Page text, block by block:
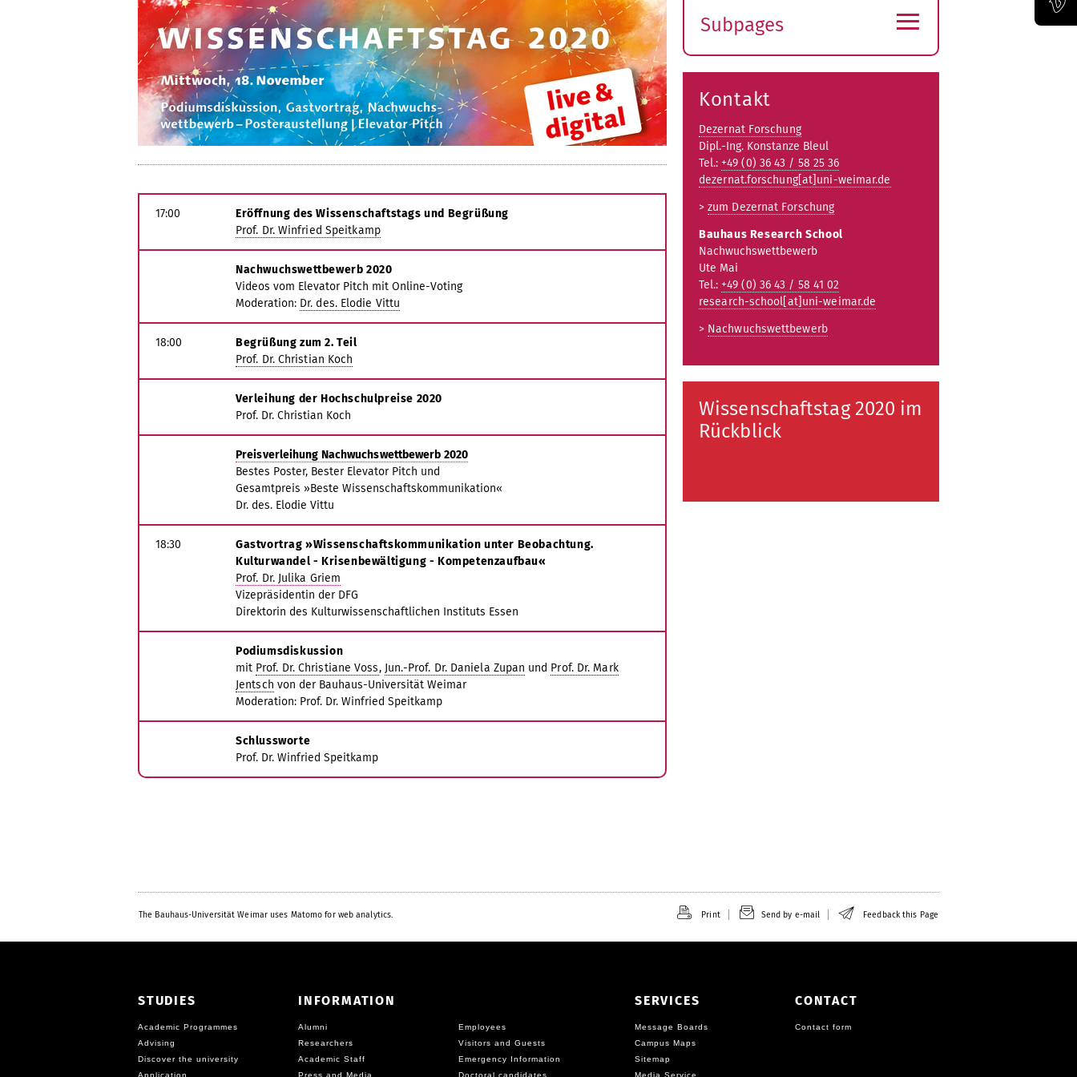
17:00
Eröffnung des Wissenschaftstags und Begrüßung
Prof. Dr. Winfried Speitkamp
Nachwuchswettbewerb 2020
Videos vom Elevator Pitch mit Online-Voting
Moderation: Dr. des. Elodie Vittu
18:00
Begrüßung zum 2. Teil
Prof. Dr. Christian Koch
Verleihung der Hochschulpreise 2020
Prof. Dr. Christian Koch
Preisverleihung Nachwuchswettbewerb 2020
Bestes Poster, Bester Elevator Pitch und
Gesamtpreis »Beste Wissenschaftskommunikation«
Dr. des. Elodie Vittu
18:30
Gastvortrag »Wissenschaftskommunikation unter Beobachtung.
Kulturwandel - Krisenbewältigung - Kompetenzaufbau«
Prof. Dr. Julika Griem
Vizepräsidentin der DFG
Direktorin des Kulturwissenschaftlichen Instituts Essen
Podiumsdiskussion
mit Prof. Dr. Christiane Voss, Jun.-Prof. Dr. Daniela Zupan und Prof. Dr. Mark
Jentsch von der Bauhaus-Universität Weimar
Moderation: Prof. Dr. Winfried Speitkamp
Schlussworte
Prof. Dr. Winfried Speitkamp
Subpages
submenu
≡
Kontakt
Dezernat Forschung
Dipl.-Ing. Konstanze Bleul
Tel.: +49 (0) 36 43 / 58 25 36
dezernat.forschung[at]uni-weimar.de
> zum Dezernat Forschung
Bauhaus Research School
Nachwuchswettbewerb
Ute Mai
Tel.: +49 (0) 36 43 / 58 41 02
research-school[at]uni-weimar.de
> Nachwuchswettbewerb
Wissenschaftstag 2020 im
Rückblick
The Bauhaus-Universität Weimar uses Matomo for web analytics. Print Send by e-mail Feedback this Page
STUDIES
Academic Programmes
Advising
Discover the university
Application
INFORMATION
Alumni
Employees
Researchers
Visitors and Guests
Academic Staff
Emergency Information
Press and Media
Doctoral candidates
SERVICES
Message Boards
Campus Maps
Sitemap
Media Service
CONTACT
Contact form